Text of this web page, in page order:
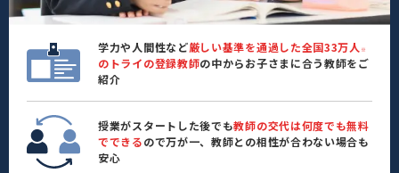
学力や人間性など厳しい基準を通過した全国33万人 ※
のトライの登録教師の中からお子さまに合う教師をご
紹介
授業がスタートした後でも教師の交代は何度でも無料
でできるので万が一、教師との相性が合わない場合も
安心